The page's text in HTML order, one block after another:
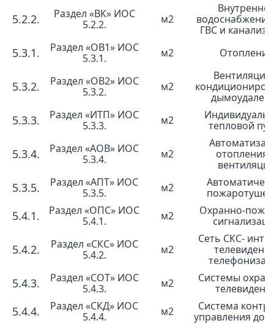
5.2.2.
Раздел «ВК» ИОС
5.2.2.
м2
ГВС и
5.3.1.
Раздел «ОВ1» ИОС
5.3.1.
м2 Отопление
5.3.2.
Раздел «ОВ2» ИОС
5.3.2.
м2
Вентиляция
5.3.3.
Раздел «ИТП» ИОС
5.3.3.
м2
тепловой
5.3.4.
Раздел «АОВ» ИОС
5.3.4.
м2
отопления
5.3.5.
Раздел «АПТ» ИОС
5.3.5.
м2
5.4.1.
Раздел «ОПС» ИОС
5.4.1.
м2
Охранно-
5.4.2.
Раздел «СКС» ИОС
5.4.2.
м2
Сеть СКС-
5.4.3.
Раздел «СОТ» ИОС
5.4.3.
м2
Системы
5.4.4.
Раздел «СКД» ИОС
5.4.4.
м2
Система
управления